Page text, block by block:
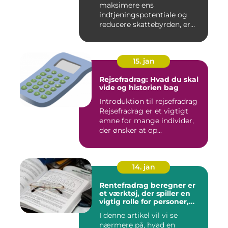
maksimere ens
indtjeningspotentiale og
reducere skattebyrden, er
15. jan
Rejsefradrag: Hvad du skal
vide og historien bag
Introduktion til rejsefradrag
Rejsefradrag er et vigtigt
emne for mange individer,
der ønsker at op...
14. jan
Rentefradrag beregner er
et værktøj, der spiller en
vigtig rolle for personer,
optimere deres
skatteindberetning og få
I denne artikel vil vi se
nærmere på, hvad en